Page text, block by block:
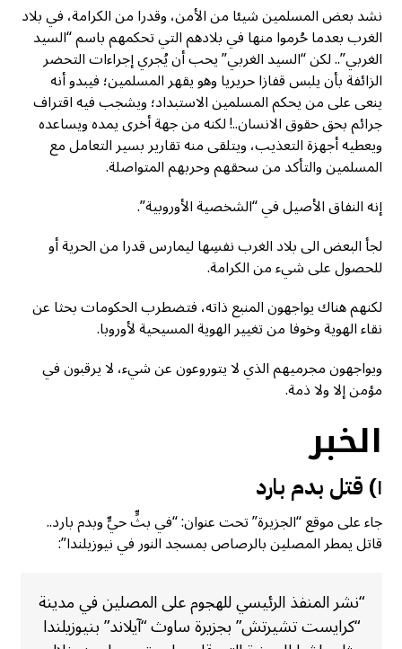
نشد بعض المسلمين شيئا من الأمن، وقدرا من الكرامة، في بلاد
الغرب بعدما حُرموا منها في بلادهم التي تحكمهم باسم “السيد
الغربي”.. لكن “السيد الغربي” يحب أن يُجري إجراءات التحضر
الزائفة بأن يلبس قفازا حريريا وهو يقهر المسلمين؛ فيبدو أنه
ينعى على من يحكم المسلمين الاستبداد؛ ويشجب فيه اقتراف
جرائم بحق حقوق الانسان..! لكنه من جهة أخرى يمده ويساعده
ويعطيه أجهزة التعذيب، ويتلقى منه تقارير بسير التعامل مع
المسلمين والتأكد من سحقهم وحربهم المتواصلة.
إنه النفاق الأصيل في “الشخصية الأوروبية”.
لجأ البعض الى بلاد الغرب نفسِها ليمارس قدرا من الحرية أو
للحصول على شيء من الكرامة.
لكنهم هناك يواجهون المنبع ذاته، فتضطرب الحكومات بحثا عن
نقاء الهوية وخوفا من تغيير الهوية المسيحية لأوروبا.
ويواجهون مجرميهم الذي لا يتوروعون عن شيء، لا يرقبون في
مؤمن إلا ولا ذمة.
الخبر
١) قتل بدم بارد
جاء على موقع “الجزيرة” تحت عنوان: “في بثٍّ حيٍّ وبدم بارد..
قاتل يمطر المصلين بالرصاص بمسجد النور في نيوزيلندا”:
“نشر المنفذ الرئيسي للهجوم على المصلين في مدينة
“كرايست تشيرتش” بجزيرة ساوث “آيلاند” بنيوزيلندا